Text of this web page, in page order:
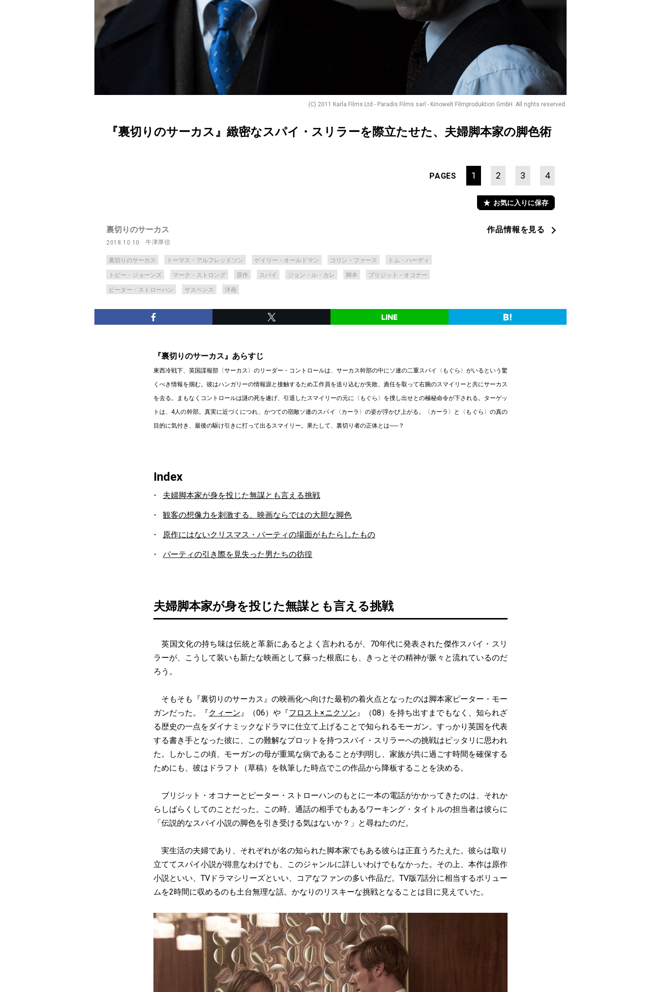
(C) 2011 Karla Films Ltd - Paradis Films sarl - Kinowelt Filmproduktion GmbH. All rights reserved.
『裏切りのサーカス』緻密なスパイ・スリラーを際立たせた、夫婦脚本家の脚色術
PAGES 1 2 3 4
お気に入りに保存
裏切りのサーカス
2018.10.10 牛津厚信
裏切りのサーカス トーマス・アルフレッドソン ゲイリー・オールドマン コリン・ファース トム・ハーディ
トビー・ジョーンズ マーク・ストロング 原作 スパイ ジョン・ル・カレ 脚本 ブリジット・オコナー
ピーター・ストローハン サスペンス 洋画
作品情報を見る
『裏切りのサーカス』あらすじ
東西冷戦下、英国諜報部〈サーカス〉のリーダー・コントロールは、サーカス幹部の中にソ連の二重スパイ〈もぐら〉がいるという驚
くべき情報を掴む。彼はハンガリーの情報源と接触するため工作員を送り込むが失敗、責任を取って右腕のスマイリーと共にサーカス
を去る。まもなくコントロールは謎の死を遂げ、引退したスマイリーの元に〈もぐら〉を捜し出せとの極秘命令が下される。ターゲッ
トは、4人の幹部。真実に近づくにつれ、かつての宿敵ソ連のスパイ〈カーラ〉の姿が浮かび上がる。〈カーラ〉と〈もぐら〉の真の
目的に気付き、最後の駆け引きに打って出るスマイリー。果たして、裏切り者の正体とは──？
Index
夫婦脚本家が身を投じた無謀とも言える挑戦
観客の想像力を刺激する、映画ならではの大胆な脚色
原作にはないクリスマス・パーティの場面がもたらしたもの
パーティの引き際を見失った男たちの彷徨
夫婦脚本家が身を投じた無謀とも言える挑戦
英国文化の持ち味は伝統と革新にあるとよく言われるが、70年代に発表された傑作スパイ・スリ
ラーが、こうして装いも新たな映画として蘇った根底にも、きっとその精神が脈々と流れているのだ
ろう。
そもそも『裏切りのサーカス』の映画化へ向けた最初の着火点となったのは脚本家ピーター・モー
ガンだった。『クィーン』（06）や『フロスト×ニクソン』（08）を持ち出すまでもなく、知られざ
る歴史の一点をダイナミックなドラマに仕立て上げることで知られるモーガン。すっかり英国を代表
する書き手となった彼に、この難解なプロットを持つスパイ・スリラーへの挑戦はピッタリに思われ
た。しかしこの頃、モーガンの母が重篤な病であることが判明し、家族が共に過ごす時間を確保する
ためにも、彼はドラフト（草稿）を執筆した時点でこの作品から降板することを決める。
ブリジット・オコナーとピーター・ストローハンのもとに一本の電話がかかってきたのは、それか
らしばらくしてのことだった。この時、通話の相手でもあるワーキング・タイトルの担当者は彼らに
「伝説的なスパイ小説の脚色を引き受ける気はないか？」と尋ねたのだ。
実生活の夫婦であり、それぞれが名の知られた脚本家でもある彼らは正直うろたえた。彼らは取り
立ててスパイ小説が得意なわけでも、このジャンルに詳しいわけでもなかった。その上、本作は原作
小説といい、TVドラマシリーズといい、コアなファンの多い作品だ。TV版7話分に相当するボリュー
ムを2時間に収めるのも土台無理な話。かなりのリスキーな挑戦となることは目に見えていた。